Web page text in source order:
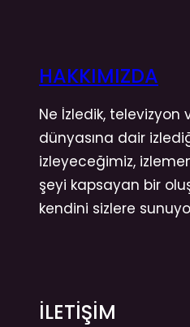
HAKKIMIZDA
Ne İzledik, televizyon
dünyasına dair
izleyeceğimiz,
şeyi kapsayan bir
kendini sizlere
İLETİŞİM